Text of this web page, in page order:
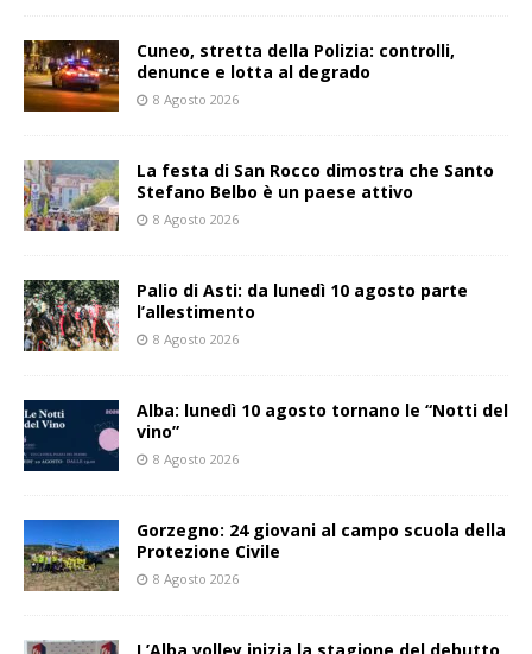
Cuneo, stretta della Polizia: controlli,
denunce e lotta al degrado
8 Agosto 2026
La festa di San Rocco dimostra che Santo
Stefano Belbo è un paese attivo
8 Agosto 2026
Palio di Asti: da lunedì 10 agosto parte
l’allestimento
8 Agosto 2026
Alba: lunedì 10 agosto tornano le “Notti del
vino”
8 Agosto 2026
Gorzegno: 24 giovani al campo scuola della
Protezione Civile
8 Agosto 2026